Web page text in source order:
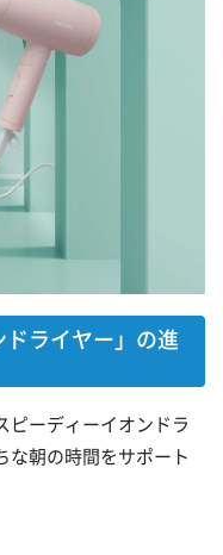
ライヤー」の進
ピーディーイオンドラ
な朝の時間をサポート